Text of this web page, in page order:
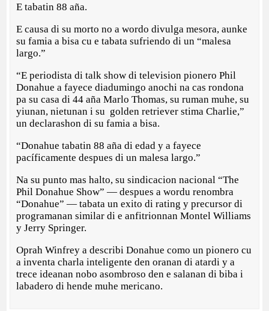
E tabatin 88 aña.
E causa di su morto no a wordo divulga mesora, aunke
su famia a bisa cu e tabata sufriendo di un “malesa
largo.”
“E periodista di talk show di television pionero Phil
Donahue a fayece diadumingo anochi na cas rondona
pa su casa di 44 aña Marlo Thomas, su ruman muhe, su
yiunan, nietunan i su golden retriever stima Charlie,”
un declarashon di su famia a bisa.
“Donahue tabatin 88 aña di edad y a fayece
pacíficamente despues di un malesa largo.”
Na su punto mas halto, su sindicacion nacional “The
Phil Donahue Show” — despues a wordu renombra
“Donahue” — tabata un exito di rating y precursor di
programanan similar di e anfitrionnan Montel Williams
y Jerry Springer.
Oprah Winfrey a describi Donahue como un pionero cu
a inventa charla inteligente den oranan di atardi y a
trece ideanan nobo asombroso den e salanan di biba i
labadero di hende muhe mericano.